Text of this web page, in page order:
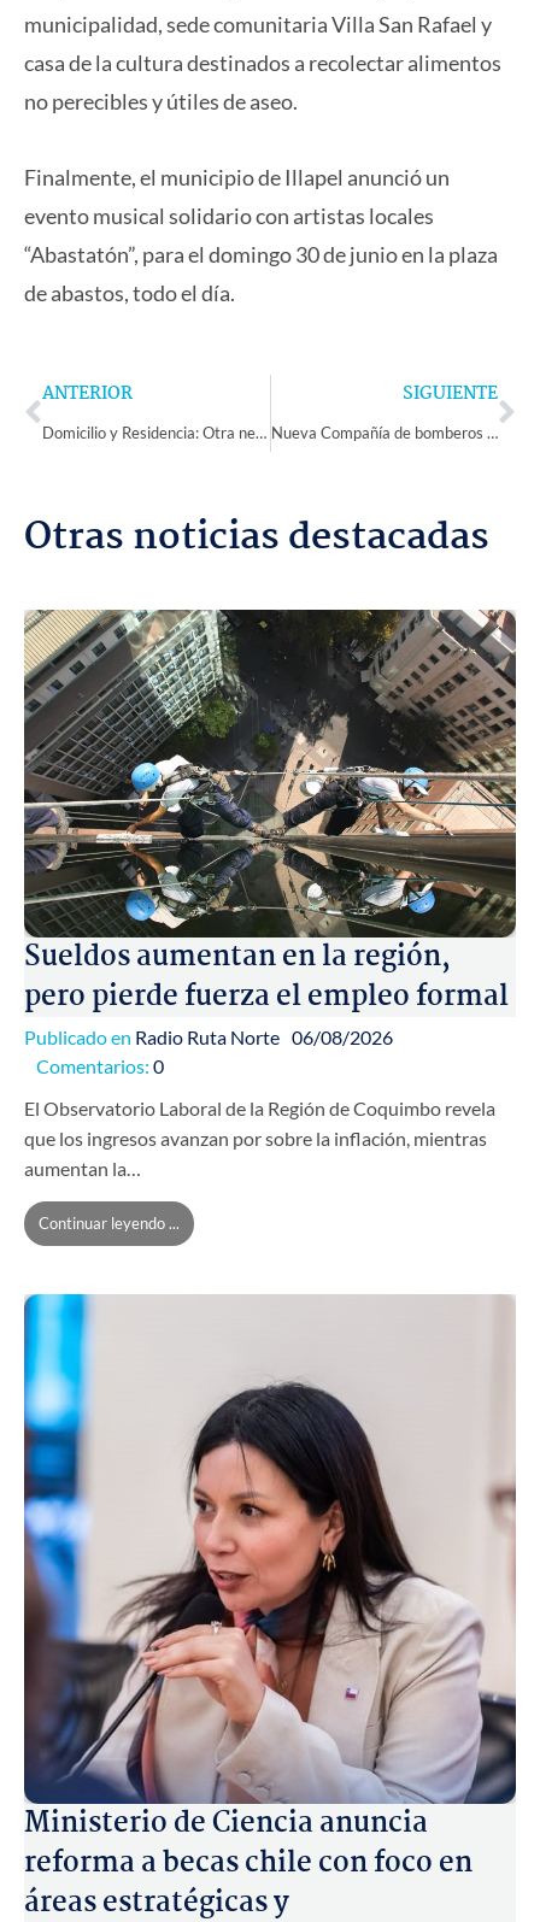
municipalidad, sede comunitaria Villa San Rafael y
casa de la cultura destinados a recolectar alimentos
no perecibles y útiles de aseo.
Finalmente, el municipio de Illapel anunció un
evento musical solidario con artistas locales
“Abastatón”, para el domingo 30 de junio en la plaza
de abastos, todo el día.
Prev
ANTERIOR
Domicilio y Residencia: Otra necesaria actualización normativa contra el turismo electoral
SIGUIENTE
Nueva Compañía de bomberos para Monte Patria: La brigada de Pedregal se convirtió en la 5ta Compañía Bomba Río mostazal
Otras noticias destacadas
Sueldos aumentan en la región,
pero pierde fuerza el empleo formal
Publicado en Radio Ruta Norte 06/08/2026
Comentarios: 0
El Observatorio Laboral de la Región de Coquimbo revela
que los ingresos avanzan por sobre la inflación, mientras
aumentan la…
Continuar leyendo ...
Ministerio de Ciencia anuncia
reforma a becas chile con foco en
áreas estratégicas y